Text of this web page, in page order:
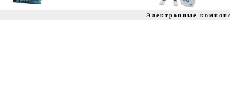
Электронные